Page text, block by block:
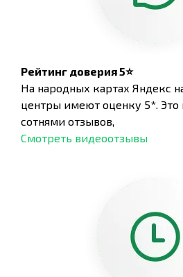
Рейтинг доверия 5⭐
На народных картах Яндекс
центры имеют оценку 5*. Это
сотнями отзывов,
Смотреть видеоотзывы